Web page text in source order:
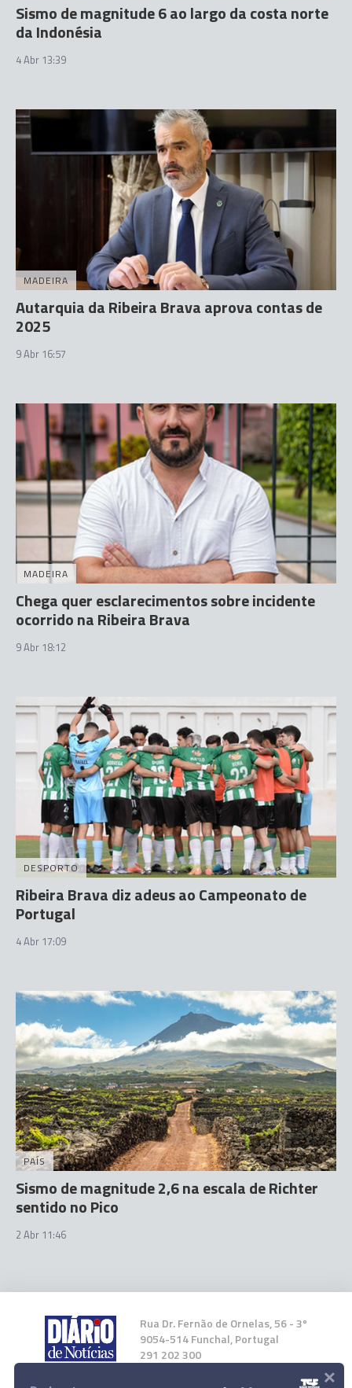
Sismo de magnitude 6 ao largo da costa norte
da Indonésia
4 Abr 13:39
MADEIRA
Autarquia da Ribeira Brava aprova contas de
2025
9 Abr 16:57
MADEIRA
Chega quer esclarecimentos sobre incidente
ocorrido na Ribeira Brava
9 Abr 18:12
DESPORTO
Ribeira Brava diz adeus ao Campeonato de
Portugal
4 Abr 17:09
PAÍS
Sismo de magnitude 2,6 na escala de Richter
sentido no Pico
2 Abr 11:46
Rua Dr. Fernão de Ornelas, 56 - 3º
9054-514 Funchal, Portugal
291 202 300
×